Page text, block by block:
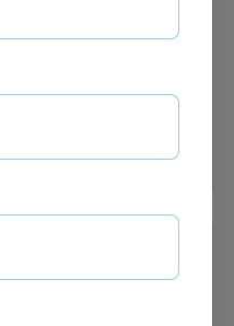
OpSalad 800 (400 шт/кор)
Узнать цену